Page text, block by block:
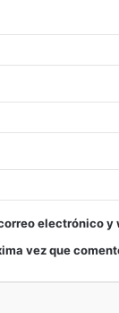
electrónico y
vez que